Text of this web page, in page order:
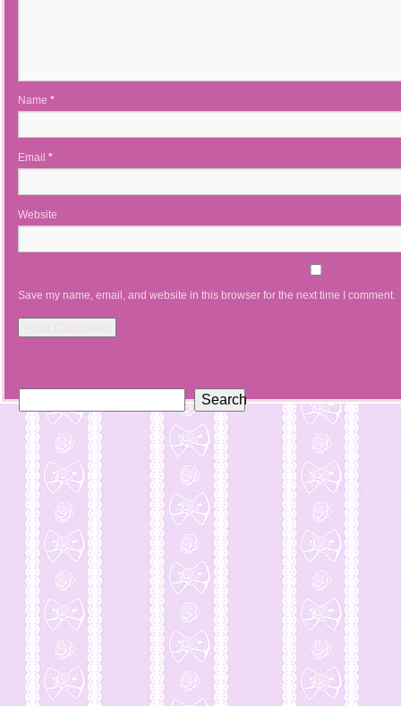
Name *
Email *
Website
Save my name, email, and website in this browser for the next time I comment.
Search